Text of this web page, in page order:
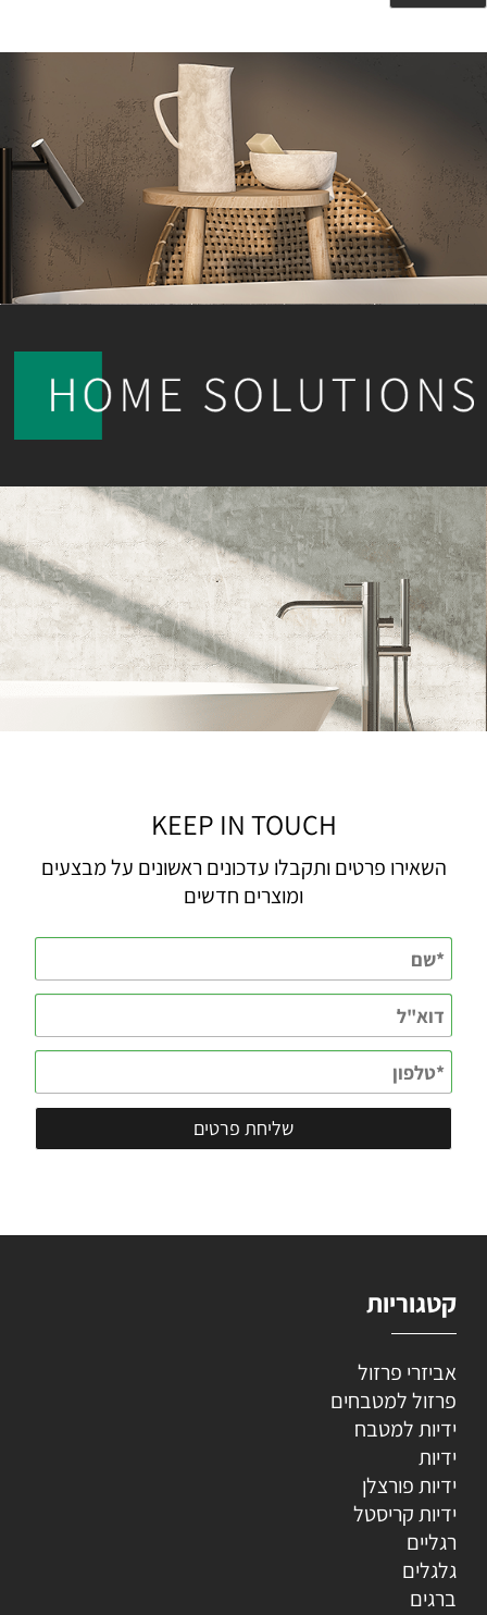
KEEP IN TOUCH
השאירו פרטים ותקבלו עדכונים ראשונים על מבצעים
ומוצרים חדשים
קטגוריות
אביזרי פרזול
פרזול למטבחים
ידיות למטבח
ידיות
ידיות פורצלן
ידיות קריסטל
רגליים
גלגלים
ברגים